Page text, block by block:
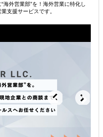
海外営業部”を！海外営業に特化し
支援サービスです。